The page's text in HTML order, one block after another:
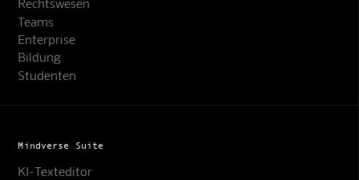
Teams
Enterprise
Bildung
Studenten
Mindverse Suite
KI-Texteditor